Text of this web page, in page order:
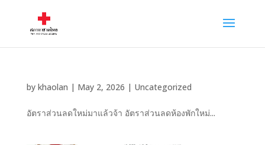
by khaolan | May 2, 2026 | Uncategorized
อัตราส่วนลดใหม่มาแล้วจ้า อัตราส่วนลดห้องพักใหม่...